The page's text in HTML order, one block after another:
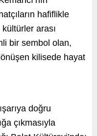
hafiflikle
arası
bir sembol olan,
kilisede hayat
doğru
çıkmasıyla